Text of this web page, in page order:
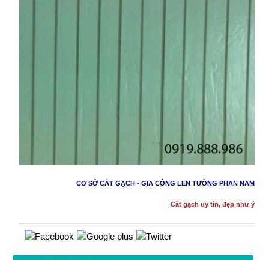
CƠ SỞ CẮT GẠCH - GIA CÔNG LEN TƯỜNG PHAN NAM
Cắt gạch uy tín, đẹp như ý